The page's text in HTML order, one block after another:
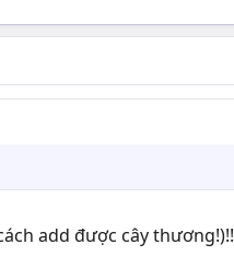
add được cây thương!)!!